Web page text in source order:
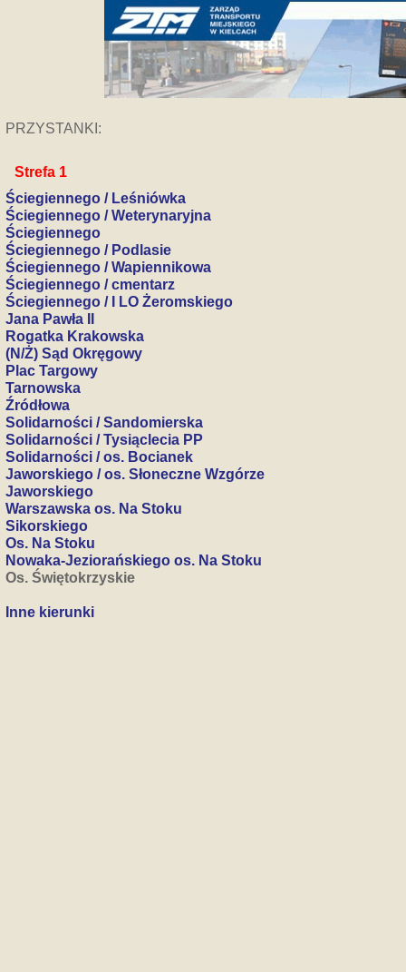
PRZYSTANKI:
Strefa 1
Ściegiennego / Leśniówka
Ściegiennego / Weterynaryjna
Ściegiennego
Ściegiennego / Podlasie
Ściegiennego / Wapiennikowa
Ściegiennego / cmentarz
Ściegiennego / I LO Żeromskiego
Jana Pawła II
Rogatka Krakowska
(N/Ż) Sąd Okręgowy
Plac Targowy
Tarnowska
Źródłowa
Solidarności / Sandomierska
Solidarności / Tysiąclecia PP
Solidarności / os. Bocianek
Jaworskiego / os. Słoneczne Wzgórze
Jaworskiego
Warszawska os. Na Stoku
Sikorskiego
Os. Na Stoku
Nowaka-Jeziorańskiego os. Na Stoku
Os. Świętokrzyskie
Inne kierunki